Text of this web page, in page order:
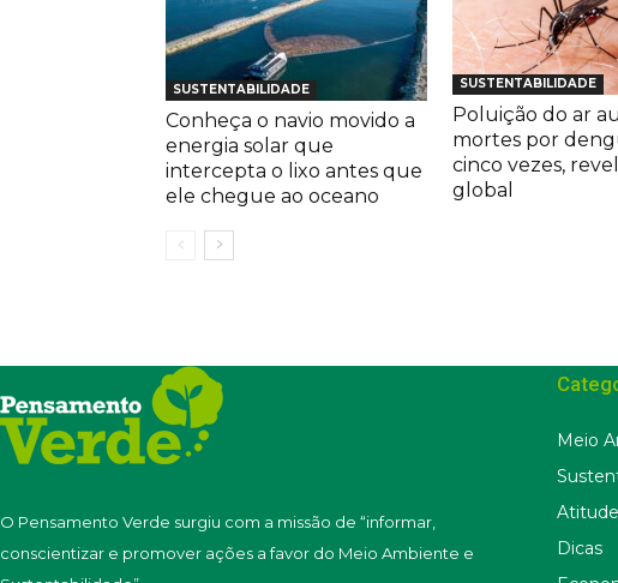
SUSTENTABILIDADE
Conheça o navio movido a
energia solar que
intercepta o lixo antes que
ele chegue ao oceano
SUSTENTABILIDADE
Poluição do ar
mortes por
cinco vezes,
global
O Pensamento Verde surgiu com a missão de “informar,
conscientizar e promover ações a favor do Meio Ambiente e
Meio
Atitude
Dicas